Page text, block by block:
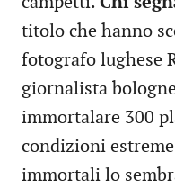
titolo che hanno
fotografo lughese
giornalista
immortalare 300
condizioni
immortali lo